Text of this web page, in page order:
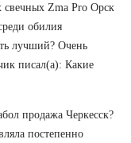
свечных Zma Pro Орск
обилия
лучший? Очень
писал(а): Какие
продажа Черкесск?
постепенно